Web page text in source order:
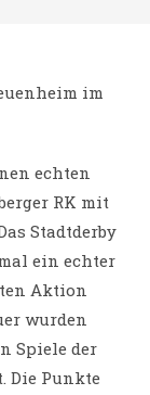
echten
RK mit
Stadtderby
ein echter
Aktion
wurden
Spiele der
Die Punkte